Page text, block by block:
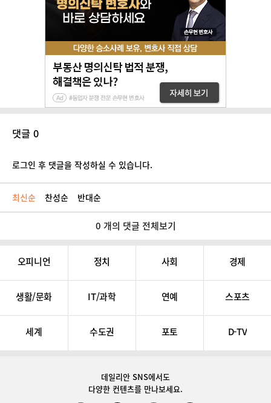
댓글 0
로그인 후 댓글을 작성하실 수 있습니다.
최신순 찬성순 반대순
0 개의 댓글 전체보기
오피니언 정치 사회 경제
생활/문화 IT/과학 연예 스포츠
세계 수도권 포토 D-TV
데일리안 SNS에서도
다양한 컨텐츠를 만나보세요.